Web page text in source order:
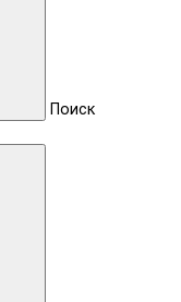
Поиск